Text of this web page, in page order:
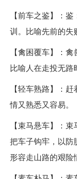
【前车之鉴】：
训。比喻先前的失
【禽困覆车】：
比喻人在走投无路
【轻车熟路】：
情又熟悉又容易。
【束马悬车】：
把车子钩牢，以防
形容走山路的艰险